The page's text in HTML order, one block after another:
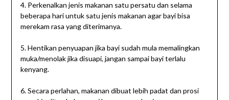
4. Perkenalkan jenis makanan satu persatu dan selama
beberapa hari untuk satu jenis makanan agar bayi bisa
merekam rasa yang diterimanya.
5. Hentikan penyuapan jika bayi sudah mula memalingkan
muka/menolak jika disuapi, jangan sampai bayi terlalu
kenyang.
6. Secara perlahan, makanan dibuat lebih padat dan prosi